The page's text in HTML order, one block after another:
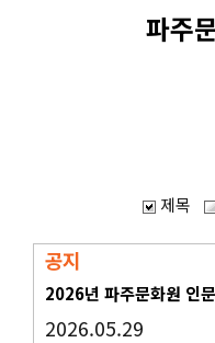
파주
제목
공지
2026년 파주문화원 인
2026.05.29